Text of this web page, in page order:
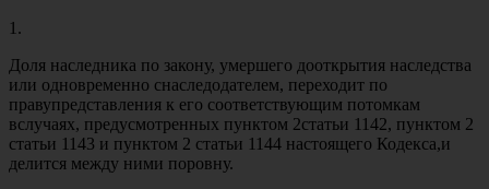
1.
Доля наследника по закону, умершего дооткрытия наследства
или одновременно снаследодателем, переходит по
правупредставления к его соответствующим потомкам
вслучаях, предусмотренных пунктом 2статьи 1142, пунктом 2
статьи 1143 и пунктом 2 статьи 1144 настоящего Кодекса,и
делится между ними поровну.